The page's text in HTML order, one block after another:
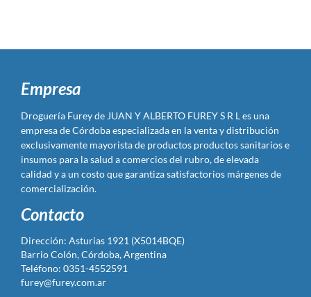
Empresa
Droguería Furey de JUAN Y ALBERTO FUREY S R L es una
empresa de Córdoba especializada en la venta y distribución
exclusivamente mayorista de productos productos sanitarios e
insumos para la salud a comercios del rubro, de elevada
calidad y a un costo que garantiza satisfactorios márgenes de
comercialización.
Contacto
Dirección: Asturias 1921 (X5014BQE)
Barrio Colón, Córdoba, Argentina
Teléfono: 0351-4552591
furey@furey.com.ar